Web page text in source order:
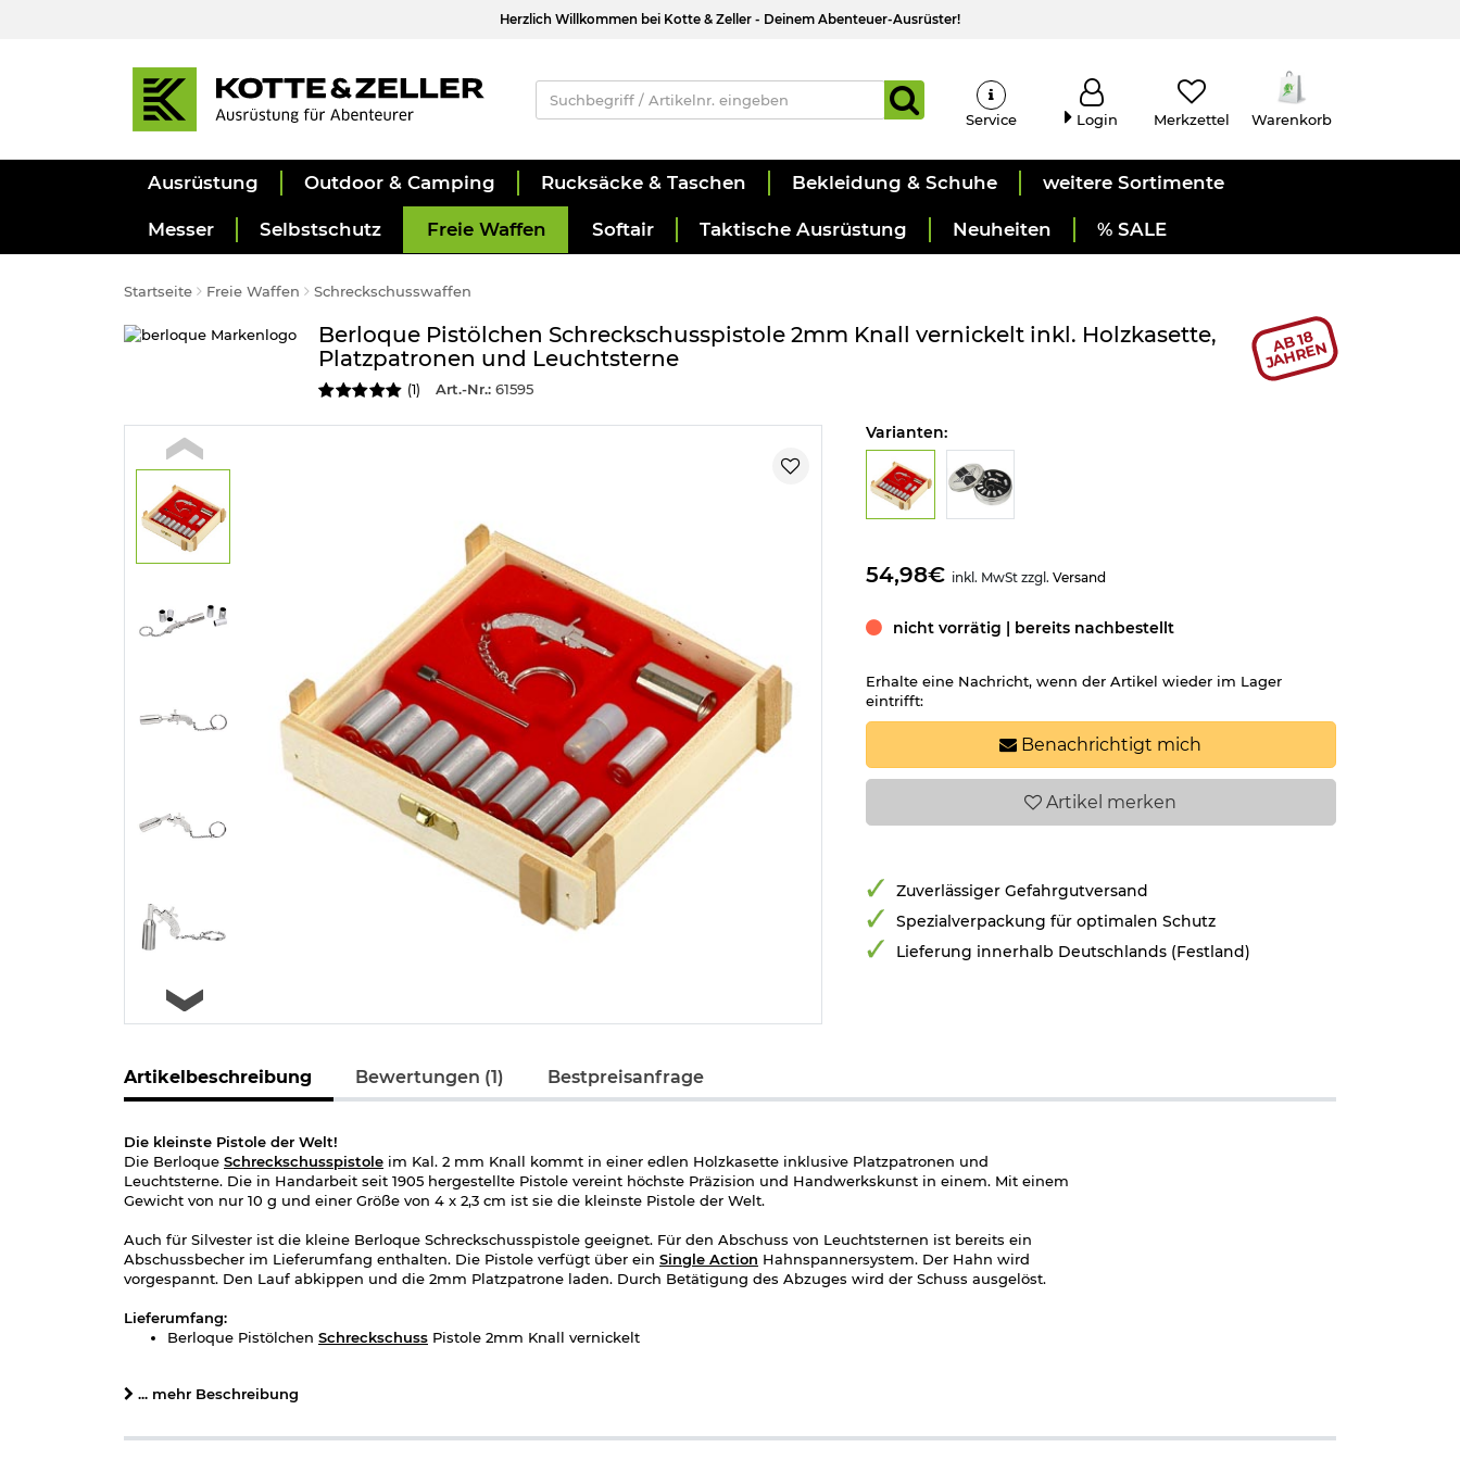
Herzlich Willkommen bei Kotte & Zeller - Deinem Abenteuer-Ausrüster!
Service Login Merkzettel Warenkorb
Ausrüstung Outdoor & Camping Rucksäcke & Taschen Bekleidung & Schuhe weitere Sortimente
Messer Selbstschutz Freie Waffen Softair Taktische Ausrüstung Neuheiten % SALE
Startseite Freie Waffen Schreckschusswaffen
Berloque Pistölchen Schreckschusspistole 2mm Knall vernickelt inkl. Holzkasette,
Platzpatronen und Leuchtsterne
(1 ) Art.-Nr.:61595
AB 18
JAHREN
Varianten:
54,98€ inkl. MwSt zzgl. Versand
nicht vorrätig | bereits nachbestellt
Erhalte eine Nachricht, wenn der Artikel wieder im Lager
eintrifft:
Benachrichtigt mich
Artikel merken
Zuverlässiger Gefahrgutversand
Spezialverpackung für optimalen Schutz
Lieferung innerhalb Deutschlands (Festland)
Artikelbeschreibung Bewertungen (1) Bestpreisanfrage
Die kleinste Pistole der Welt!
Die Berloque Schreckschusspistole im Kal. 2 mm Knall kommt in einer edlen Holzkasette inklusive Platzpatronen und
Leuchtsterne. Die in Handarbeit seit 1905 hergestellte Pistole vereint höchste Präzision und Handwerkskunst in einem. Mit einem
Gewicht von nur 10 g und einer Größe von 4 x 2,3 cm ist sie die kleinste Pistole der Welt.
Auch für Silvester ist die kleine Berloque Schreckschusspistole geeignet. Für den Abschuss von Leuchtsternen ist bereits ein
Abschussbecher im Lieferumfang enthalten. Die Pistole verfügt über ein Single Action Hahnspannersystem. Der Hahn wird
vorgespannt. Den Lauf abkippen und die 2mm Platzpatrone laden. Durch Betätigung des Abzuges wird der Schuss ausgelöst.
Lieferumfang:
Berloque Pistölchen Schreckschuss Pistole 2mm Knall vernickelt
12 x 2mm Platzpatronen
Entladestock
... mehr Beschreibung